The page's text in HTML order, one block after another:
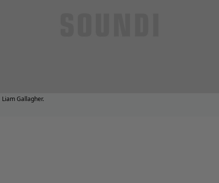
Liam Gallagher.